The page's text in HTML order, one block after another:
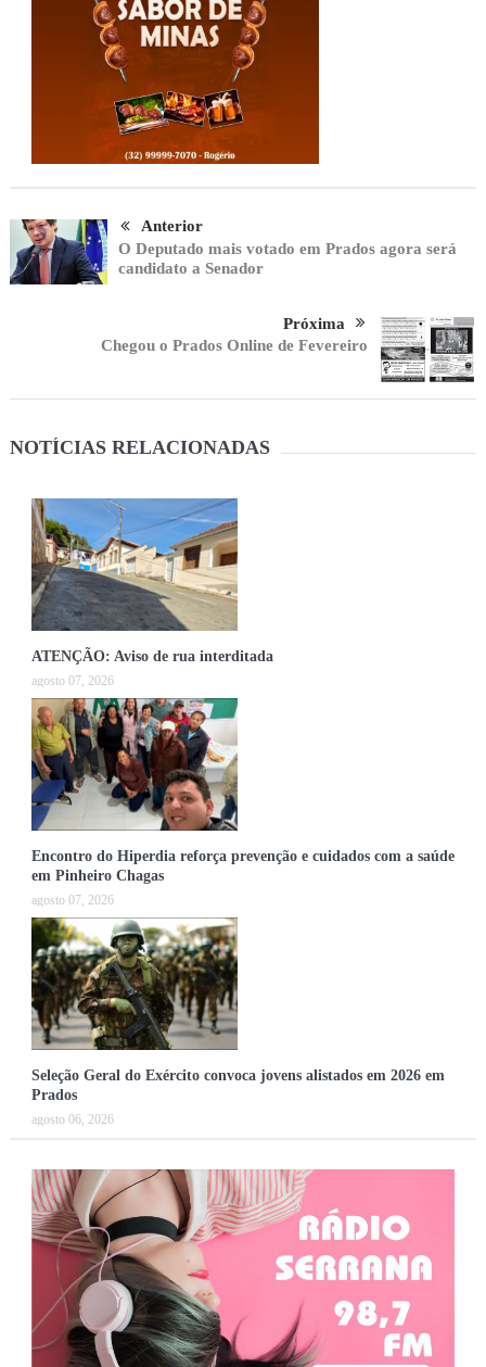
Anterior
O Deputado mais votado em Prados agora será
candidato a Senador
Próxima
Chegou o Prados Online de Fevereiro
NOTÍCIAS RELACIONADAS
ATENÇÃO: Aviso de rua interditada
agosto 07, 2026
Encontro do Hiperdia reforça prevenção e cuidados com a saúde
em Pinheiro Chagas
agosto 07, 2026
Seleção Geral do Exército convoca jovens alistados em 2026 em
Prados
agosto 06, 2026